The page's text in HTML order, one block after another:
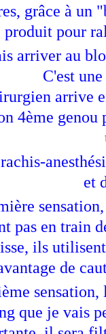
grâce à un
produit pour
arriver au
C'est
arrive
4ème
et
pas en train
ils
de
sensation,
que je vais